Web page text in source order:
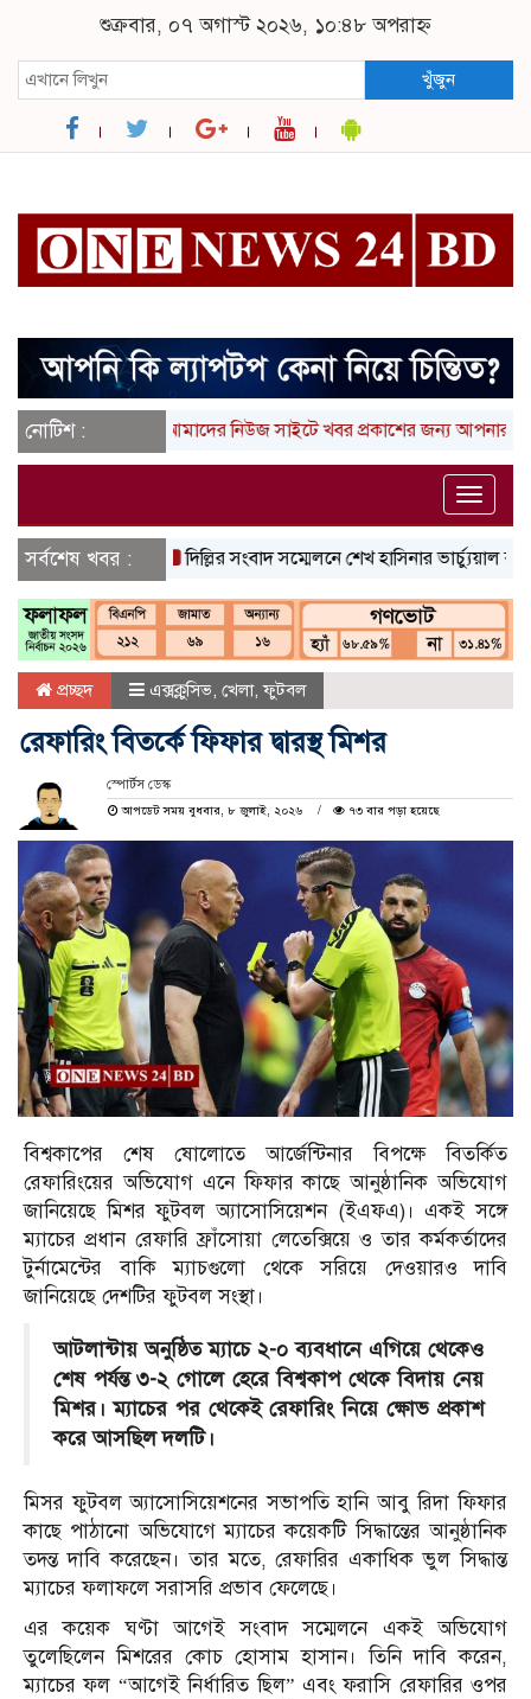
শুক্রবার, ০৭ অগাস্ট ২০২৬, ১০:৪৮ অপরাহ্ন
খুঁজুন
নোটিশ : আমাদের নিউজ সাইটে খবর প্রকাশের জন্য আপনার লিখা
Toggle
সর্বশেষ খবর :দিল্লির সংবাদ সম্মেলনে শেখ হাসিনার ভার্চ্যুয়াল বক্তব্যে
প্রচ্ছদ এক্সক্লুসিভ, খেলা,ফুটবল
রেফারিং বিতর্কে ফিফার দ্বারস্থ মিশর
স্পোর্টস ডেস্ক
আপডেট সময় বুধবার, ৮ জুলাই, ২০২৬
৭৩ বার পড়া হয়েছে
বিশ্বকাপের শেষ ষোলোতে আর্জেন্টিনার বিপক্ষে বিতর্কিত
রেফারিংয়ের অভিযোগ এনে ফিফার কাছে আনুষ্ঠানিক অভিযোগ
জানিয়েছে মিশর ফুটবল অ্যাসোসিয়েশন (ইএফএ)। একই সঙ্গে
ম্যাচের প্রধান রেফারি ফ্রাঁসোয়া লেতেক্সিয়ে ও তার কর্মকর্তাদের
টুর্নামেন্টের বাকি ম্যাচগুলো থেকে সরিয়ে দেওয়ারও দাবি
জানিয়েছে দেশটির ফুটবল সংস্থা।
আটলান্টায় অনুষ্ঠিত ম্যাচে ২-০ ব্যবধানে এগিয়ে থেকেও
শেষ পর্যন্ত ৩-২ গোলে হেরে বিশ্বকাপ থেকে বিদায় নেয়
মিশর। ম্যাচের পর থেকেই রেফারিং নিয়ে ক্ষোভ প্রকাশ
করে আসছিল দলটি।
মিসর ফুটবল অ্যাসোসিয়েশনের সভাপতি হানি আবু রিদা ফিফার
কাছে পাঠানো অভিযোগে ম্যাচের কয়েকটি সিদ্ধান্তের আনুষ্ঠানিক
তদন্ত দাবি করেছেন। তার মতে, রেফারির একাধিক ভুল সিদ্ধান্ত
ম্যাচের ফলাফলে সরাসরি প্রভাব ফেলেছে।
এর কয়েক ঘণ্টা আগেই সংবাদ সম্মেলনে একই অভিযোগ
তুলেছিলেন মিশরের কোচ হোসাম হাসান। তিনি দাবি করেন,
ম্যাচের ফল “আগেই নির্ধারিত ছিল” এবং ফরাসি রেফারির ওপর